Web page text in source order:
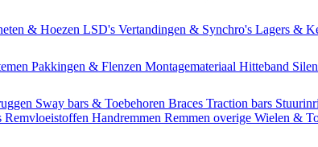
& Hoezen LSD's Vertandingen & Synchro's Lagers &
Pakkingen & Flenzen Montagemateriaal Hitteband
Sway bars & Toebehoren Braces Traction bars
Remvloeistoffen Handremmen Remmen overige Wielen &